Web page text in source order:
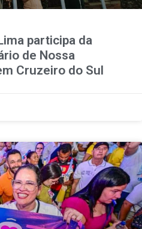
participa da
de Nossa
Cruzeiro do Sul